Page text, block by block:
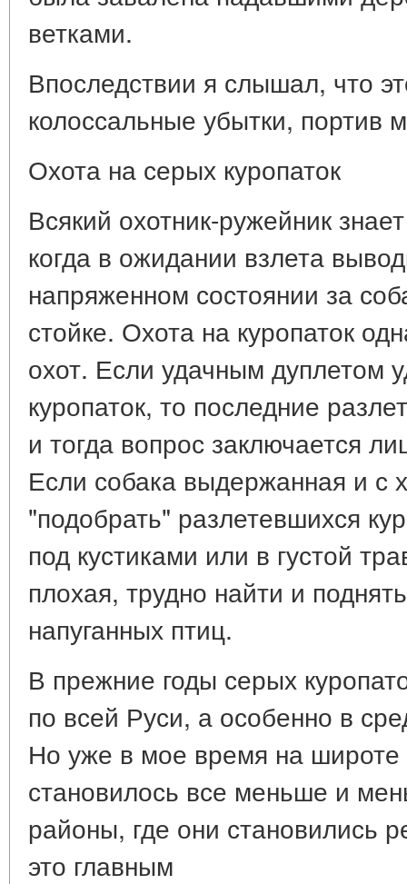
ветками.
Впоследствии я слышал, что
колоссальные убытки, портив
Охота на серых куропаток
Всякий охотник-ружейник
когда в ожидании взлета
напряженном состоянии за
стойке. Охота на куропаток
охот. Если удачным дуплетом
куропаток, то последние
и тогда вопрос заключается
Если собака выдержанная и с
"подобрать" разлетевшихся
под кустиками или в густой
плохая, трудно найти и
напуганных птиц.
В прежние годы серых
по всей Руси, а особенно в
Но уже в мое время на широте
становилось все меньше и
районы, где они становились
это главным